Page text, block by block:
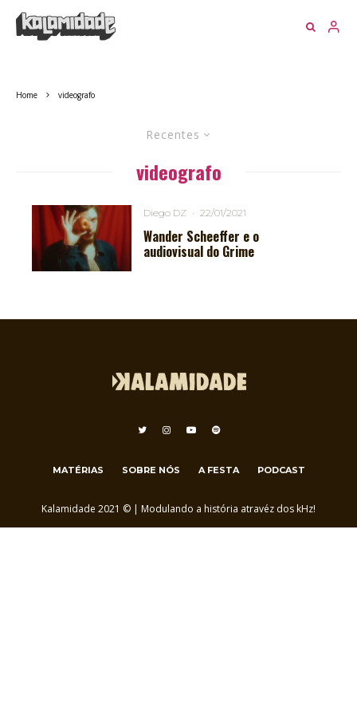
Home videografo
Recentes
videografo
Diego DZ · 22/01/2021
Wander Scheeffer e o
audiovisual do Grime
MATÉRIAS SOBRE NÓS A FESTA PODCAST
Kalamidade 2021 © | Modulando a história atravéz dos kHz!